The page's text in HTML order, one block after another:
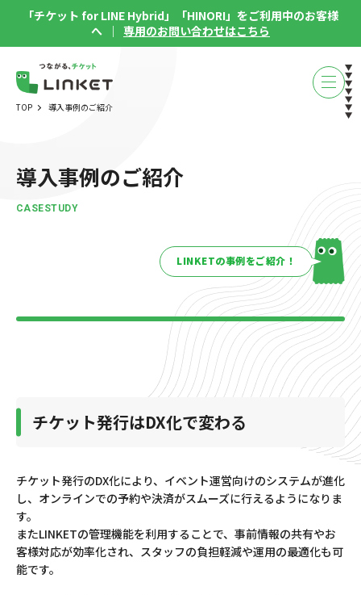
「チケット for LINE Hybrid」「HINORI」をご利用中のお客様
へ ｜ 専用のお問い合わせはこちら
TOP 導入事例のご紹介
導入事例のご紹介
CASESTUDY
LINKETの事例をご紹介！
チケット発行はDX化で変わる
チケット発行のDX化により、イベント運営向けのシステムが進化
し、オンラインでの予約や決済がスムーズに行えるようになりま
す。
またLINKETの管理機能を利用することで、事前情報の共有やお
客様対応が効率化され、スタッフの負担軽減や運用の最適化も可
能です。